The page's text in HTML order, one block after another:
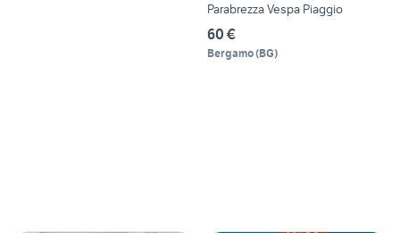
Parabrezza Vespa Piaggio
60 €
Bergamo(BG)